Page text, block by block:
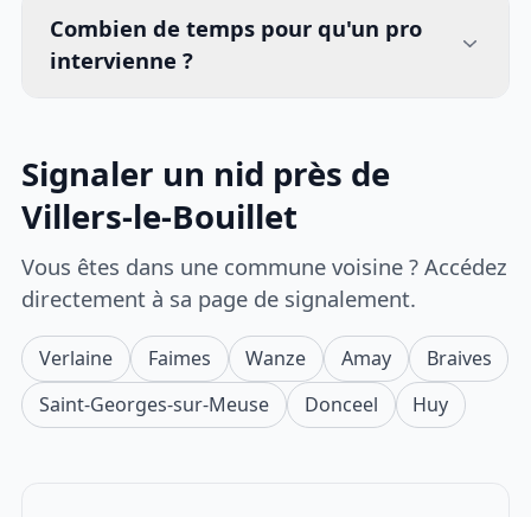
Combien de temps pour qu'un pro
intervienne ?
Signaler un nid près de
Villers-le-Bouillet
Vous êtes dans une commune voisine ? Accédez
directement à sa page de signalement.
Verlaine Faimes Wanze Amay
Braives
Saint-Georges-sur-Meuse
Donceel Huy